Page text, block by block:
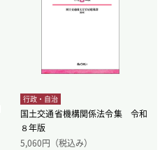
行政・自治
国土交通省機構関係法令集 令和
８年版
5,060円（税込み）